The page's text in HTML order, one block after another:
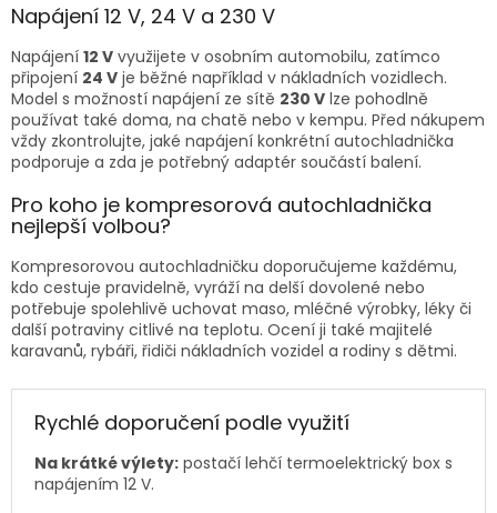
Napájení 12 V, 24 V a 230 V
Napájení 12 V využijete v osobním automobilu, zatímco
připojení 24 V je běžné například v nákladních vozidlech.
Model s možností napájení ze sítě 230 V lze pohodlně
používat také doma, na chatě nebo v kempu. Před nákupem
vždy zkontrolujte, jaké napájení konkrétní autochladnička
podporuje a zda je potřebný adaptér součástí balení.
Pro koho je kompresorová autochladnička
nejlepší volbou?
Kompresorovou autochladničku doporučujeme každému,
kdo cestuje pravidelně, vyráží na delší dovolené nebo
potřebuje spolehlivě uchovat maso, mléčné výrobky, léky či
další potraviny citlivé na teplotu. Ocení ji také majitelé
karavanů, rybáři, řidiči nákladních vozidel a rodiny s dětmi.
Rychlé doporučení podle využití
Na krátké výlety: postačí lehčí termoelektrický box s
napájením 12 V.